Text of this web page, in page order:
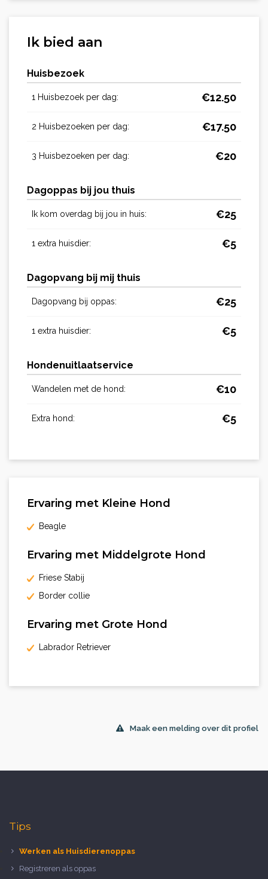
Ik bied aan
Huisbezoek
1 Huisbezoek per dag: €12.50
2 Huisbezoeken per dag: €17.50
3 Huisbezoeken per dag: €20
Dagoppas bij jou thuis
Ik kom overdag bij jou in huis: €25
1 extra huisdier: €5
Dagopvang bij mij thuis
Dagopvang bij oppas: €25
1 extra huisdier: €5
Hondenuitlaatservice
Wandelen met de hond: €10
Extra hond: €5
Ervaring met Kleine Hond
Beagle
Ervaring met Middelgrote Hond
Friese Stabij
Border collie
Ervaring met Grote Hond
Labrador Retriever
Maak een melding over dit profiel
Tips
Werken als Huisdierenoppas
Registreren als oppas